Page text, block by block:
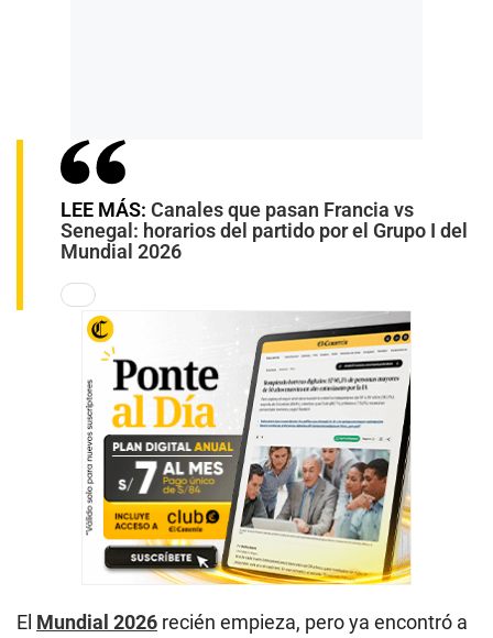
LEE MÁS: Canales que pasan Francia vs
Senegal: horarios del partido por el Grupo I del
Mundial 2026
El Mundial 2026 recién empieza, pero ya encontró a